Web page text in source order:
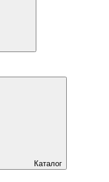
Каталог